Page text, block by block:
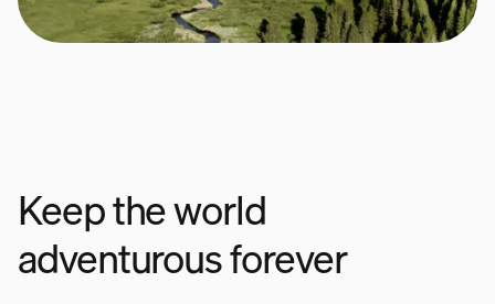
Keep the world
adventurous forever